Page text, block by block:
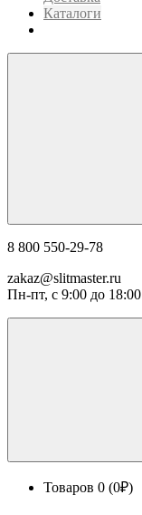
Каталоги
8 800 550-29-78
zakaz@slitmaster.ru
Пн-пт, с 9:00 до 18:00
Товаров 0 (0₽)